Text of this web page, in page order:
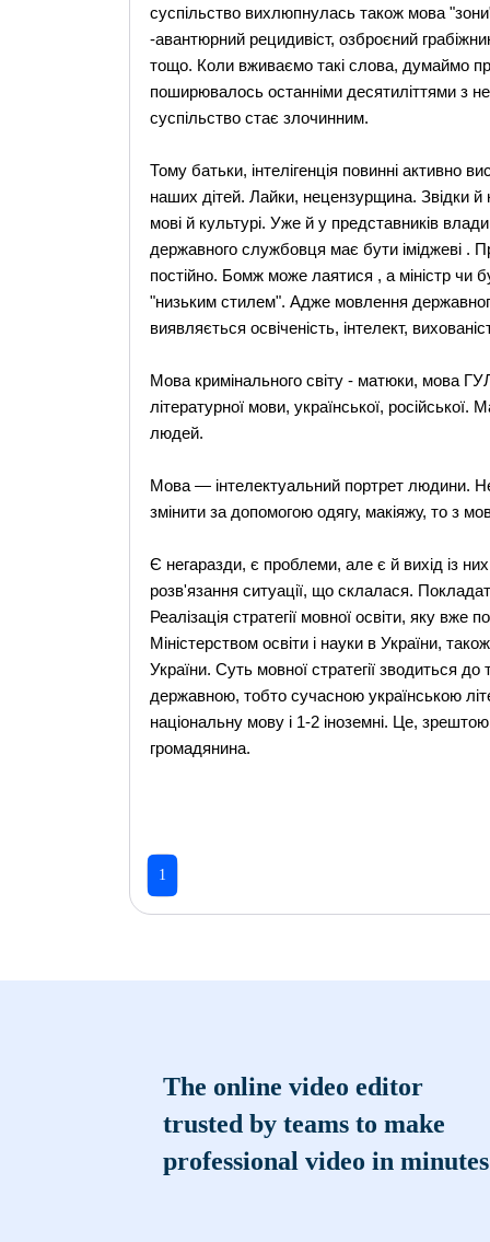
суспільство вихлюпнулась також мова
-авантюрний рецидивіст, озброєний
тощо. Коли вживаємо такі слова, думаймо
поширювалось останніми десятиліттями з
суспільство стає злочинним.
Тому батьки, інтелігенція повинні активно
наших дітей. Лайки, нецензурщина. Звідки
мові й культурі. Уже й у представників
державного службовця має бути іміджеві .
постійно. Бомж може лаятися , а міністр чи
"низьким стилем". Адже мовлення
виявляється освіченість, інтелект,
Мова кримінального світу - матюки, мова
літературної мови, української, російської.
людей.
Мова — інтелектуальний портрет людини.
змінити за допомогою одягу, макіяжу, то з
Є негаразди, є проблеми, але є й вихід із
розв'язання ситуації, що склалася.
Реалізація стратегії мовної освіти, яку вже
Міністерством освіти і науки в України,
України. Суть мовної стратегії зводиться
державною, тобто сучасною українською
національну мову і 1-2 іноземні. Це,
громадянина.
1
The online video editor
trusted by teams to make
professional video in minutes